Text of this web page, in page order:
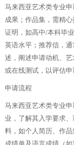
马来西亚艺术类专业
成果；作品集，需精
证明，如高中/本科毕
英语水平；推荐信，
述，阐述申请动机、
或在线测试，以评估申
申请流程
马来西亚艺术类专业
业，了解其入学要求
料，如个人简历、作品